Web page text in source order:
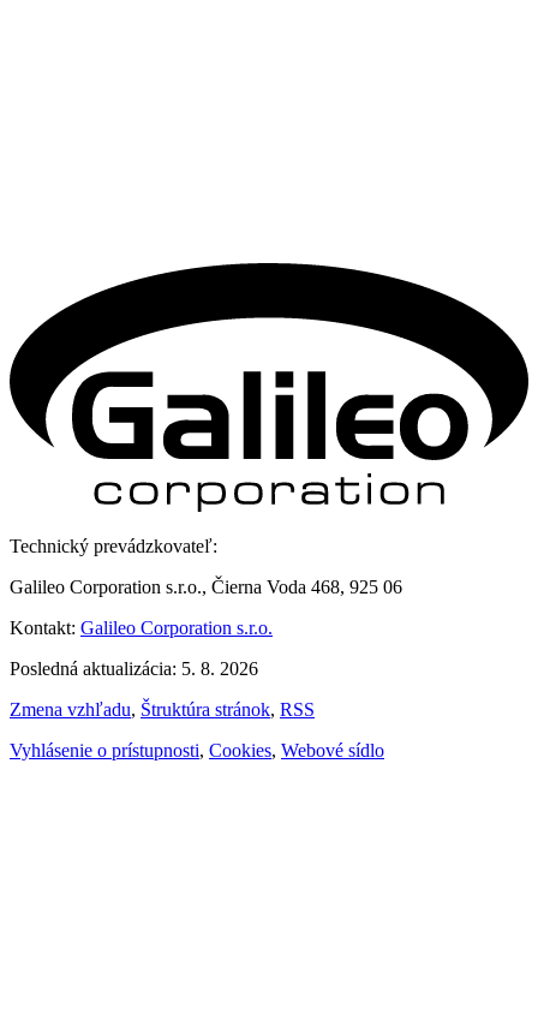
Technický prevádzkovateľ:
Galileo Corporation s.r.o., Čierna Voda 468, 925 06
Kontakt: Galileo Corporation s.r.o.
Posledná aktualizácia: 5. 8. 2026
Zmena vzhľadu, Štruktúra stránok, RSS
Vyhlásenie o prístupnosti, Cookies, Webové sídlo